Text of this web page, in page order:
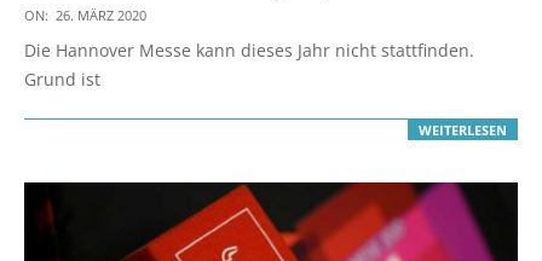
2020-
03-
26
ON: 26. MÄRZ 2020
Die Hannover Messe kann dieses Jahr nicht stattfinden.
Grund ist
WEITERLESEN